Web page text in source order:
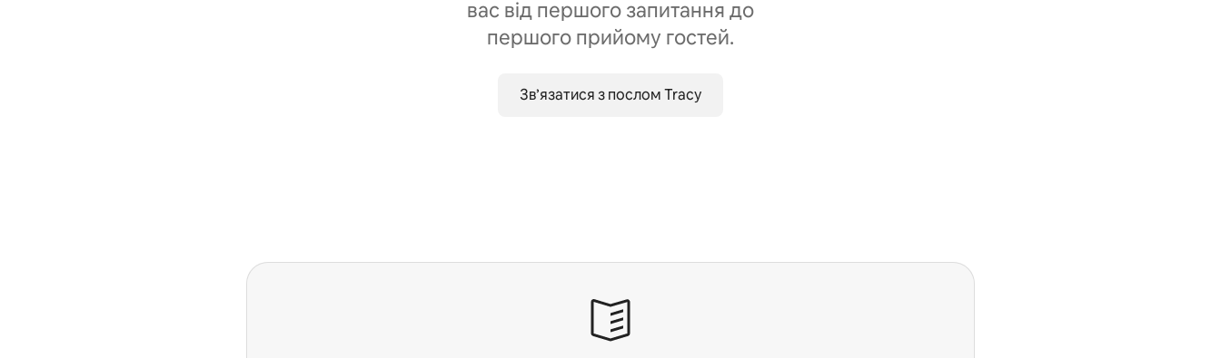
вас від першого запитання до
першого прийому гостей.
Зв’язатися з послом Tracy